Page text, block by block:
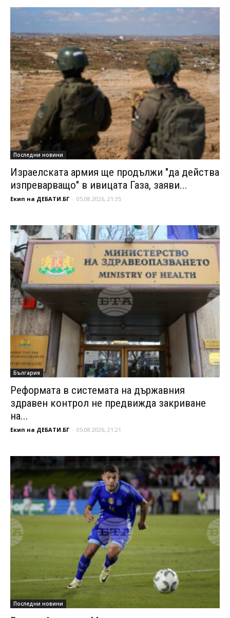
Последни новини
Израелската армия ще продължи "да действа
изпреварващо" в ивицата Газа, заяви...
Екип на ДЕБАТИ.БГ - 05.08.2026, 21:35
България
Реформата в системата на държавния
здравен контрол не предвижда закриване
на...
Екип на ДЕБАТИ.БГ - 05.08.2026, 21:21
Последни новини